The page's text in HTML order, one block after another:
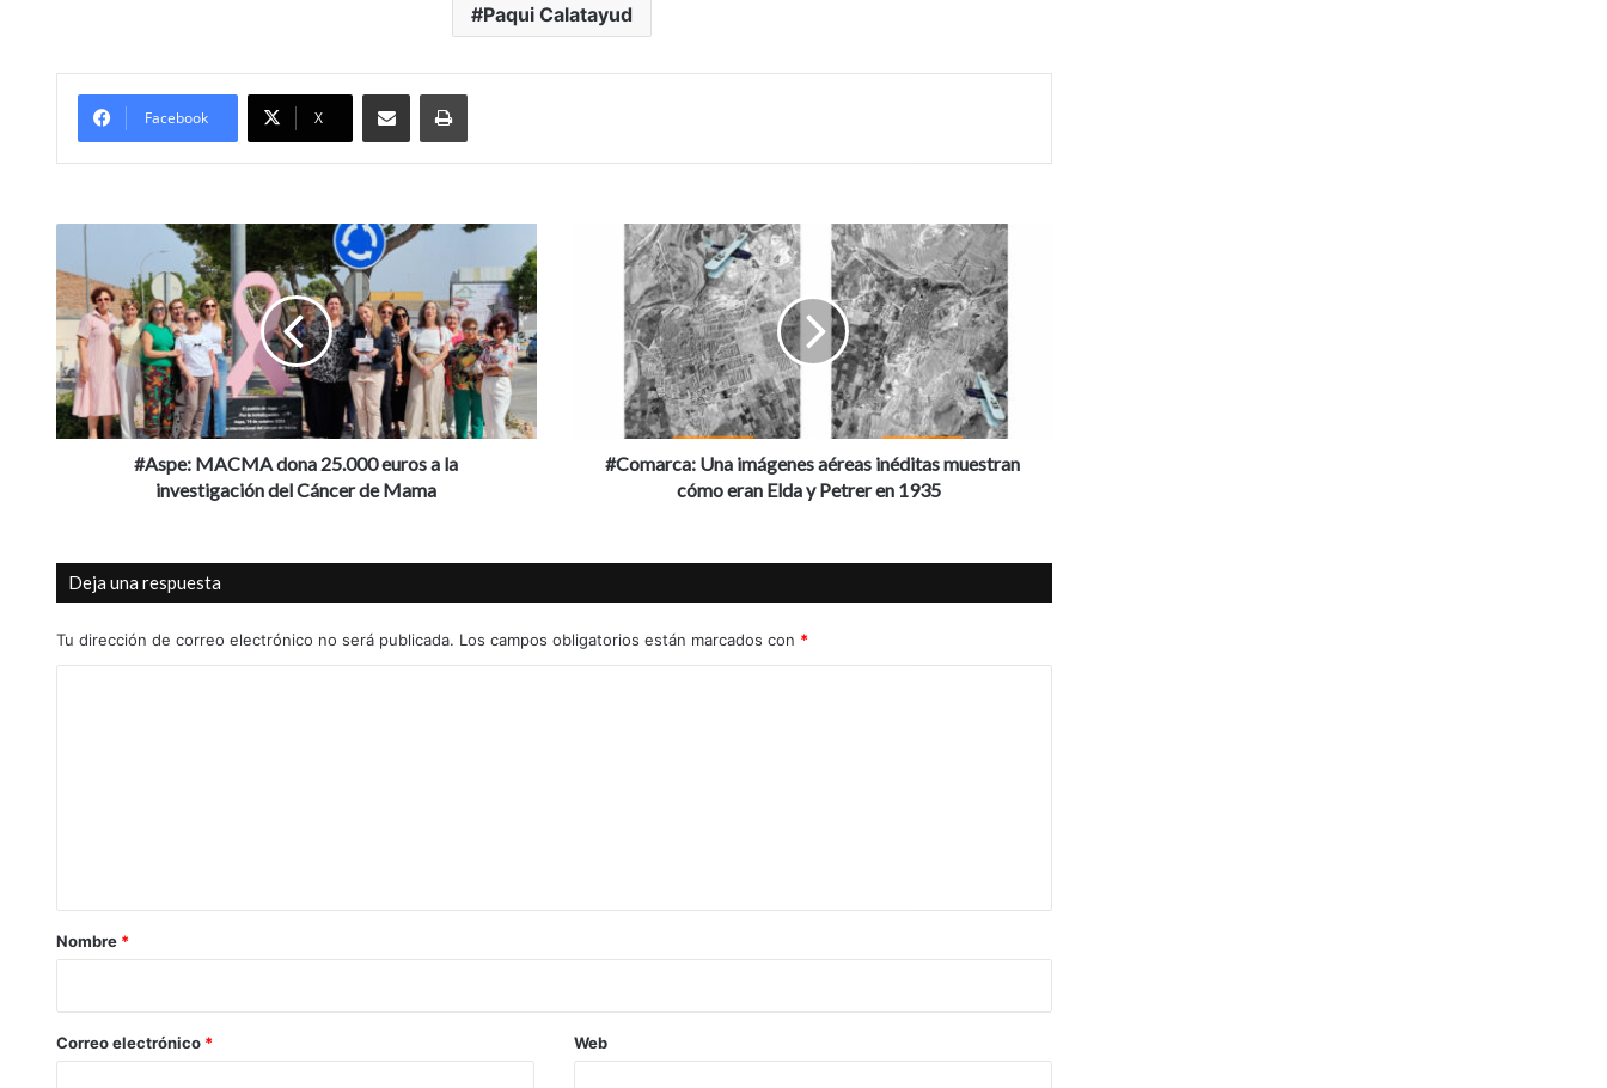
Paqui Calatayud
Facebook X
Compartir por Mail Imprimir
dona
25.000
euros
a
la
investigación
del
#Aspe: MACMA dona 25.000 euros a la
investigación del Cáncer de Mama
#Comarca:
imágenes
inéditas
muestran
#Comarca: Una imágenes aéreas inéditas muestran
cómo eran Elda y Petrer en 1935
Deja una respuesta
Tu dirección de correo electrónico no será publicada. Los campos obligatorios están marcados con *
r
*
Nombre *
Correo electrónico * Web